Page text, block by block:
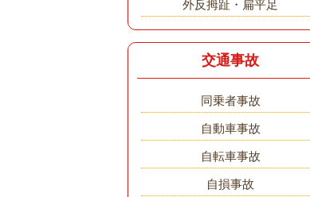
外反拇趾・扁平足
交通事故
同乗者事故
自動車事故
自転車事故
自損事故